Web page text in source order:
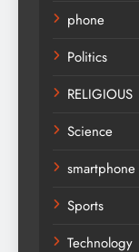
phone
Politics
RELIGIOUS
Science
smartphone
Sports
Technology